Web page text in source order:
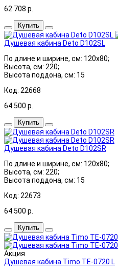
62 708 р.
Купить
Душевая кабина Deto D102SL
По длине и ширине, см: 120x80;
Высота, см: 220;
Высота поддона, см: 15
Код: 22668
64 500 р.
Купить
Душевая кабина Deto D102SR
По длине и ширине, см: 120x80;
Высота, см: 220;
Высота поддона, см: 15
Код: 22673
64 500 р.
Купить
Акция
Душевая кабина Timo TE-0720 L